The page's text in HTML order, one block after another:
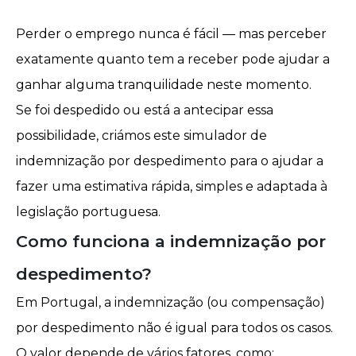
Perder o emprego nunca é fácil — mas perceber
exatamente quanto tem a receber pode ajudar a
ganhar alguma tranquilidade neste momento.
Se foi despedido ou está a antecipar essa
possibilidade, criámos este simulador de
indemnização por despedimento para o ajudar a
fazer uma estimativa rápida, simples e adaptada à
legislação portuguesa.
Como funciona a indemnização por
despedimento?
Em Portugal, a indemnização (ou compensação)
por despedimento não é igual para todos os casos.